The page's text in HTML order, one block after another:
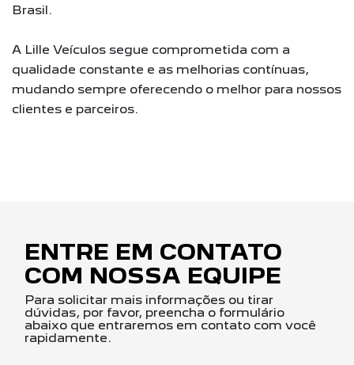
Brasil.
A Lille Veículos segue comprometida com a
qualidade constante e as melhorias contínuas,
mudando sempre oferecendo o melhor para nossos
clientes e parceiros.
ENTRE EM CONTATO
COM NOSSA EQUIPE
Para solicitar mais informações ou tirar
dúvidas, por favor, preencha o formulário
abaixo que entraremos em contato com você
rapidamente.